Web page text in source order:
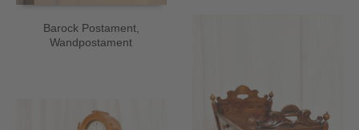
Barock Postament,
Wandpostament